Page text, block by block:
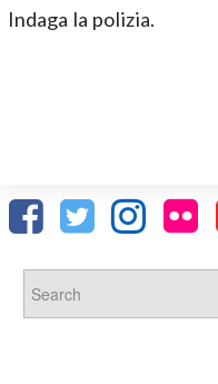
Indaga la polizia.